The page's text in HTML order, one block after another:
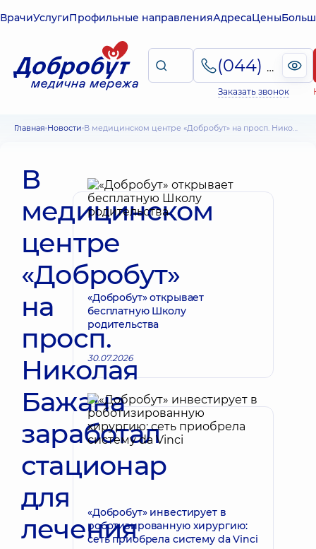
ВрачиУслугиПрофильные направленияАдресаЦены
(044) 495-2-888
Заказать звонок
Главная Новости В медицинском центре «Добробут» на просп. Николая Бажана заработал стационар для лечения пациентов с Covid-19
В
медицинском
центре
«Добробут»
на
просп.
Николая
Бажана
заработал
стационар
для
лечения
«Добробут» открывает
бесплатную Школу
родительства
30.07.2026
«Добробут» инвестирует в
роботизированную хирургию:
сеть приобрела систему da Vinci